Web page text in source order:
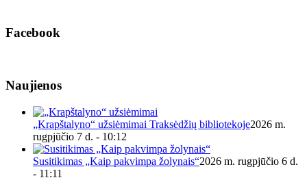
Facebook
Naujienos
„Krapštalyno“ užsiėmimai Traksėdžių bibliotekoje2026 m.
rugpjūčio 7 d. - 10:12
Susitikimas „Kaip pakvimpa žolynais“2026 m. rugpjūčio 6 d.
- 11:11